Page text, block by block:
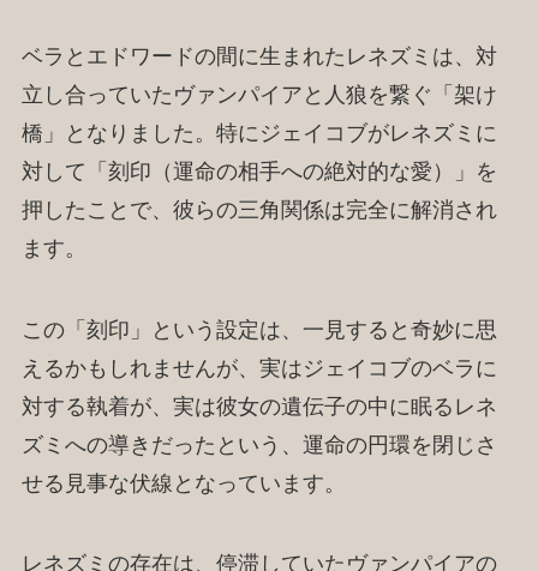
ベラとエドワードの間に生まれたレネズミは、対
立し合っていたヴァンパイアと人狼を繋ぐ「架け
橋」となりました。特にジェイコブがレネズミに
対して「刻印（運命の相手への絶対的な愛）」を
押したことで、彼らの三角関係は完全に解消され
ます。
この「刻印」という設定は、一見すると奇妙に思
えるかもしれませんが、実はジェイコブのベラに
対する執着が、実は彼女の遺伝子の中に眠るレネ
ズミへの導きだったという、運命の円環を閉じさ
せる見事な伏線となっています。
レネズミの存在は、停滞していたヴァンパイアの